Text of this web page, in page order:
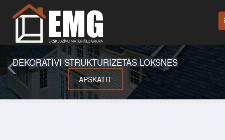
DEKORATĪVI STRUKTURIZĒTĀS LOKSNES
APSKATĪT